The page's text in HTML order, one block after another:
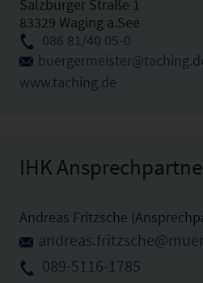
Salzburger Straße 1
83329 Waging a.See
086 81/40 05-0
www.taching.de
IHK
Andreas Fritzsche
089-5116-1785